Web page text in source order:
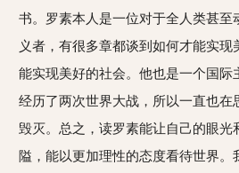
书。罗素本人是一位对于全人类甚至
义者，有很多章都谈到如何才能实
能实现美好的社会。他也是一个国际
经历了两次世界大战，所以一直也在
毁灭。总之，读罗素能让自己的眼光
隘，能以更加理性的态度看待世界。